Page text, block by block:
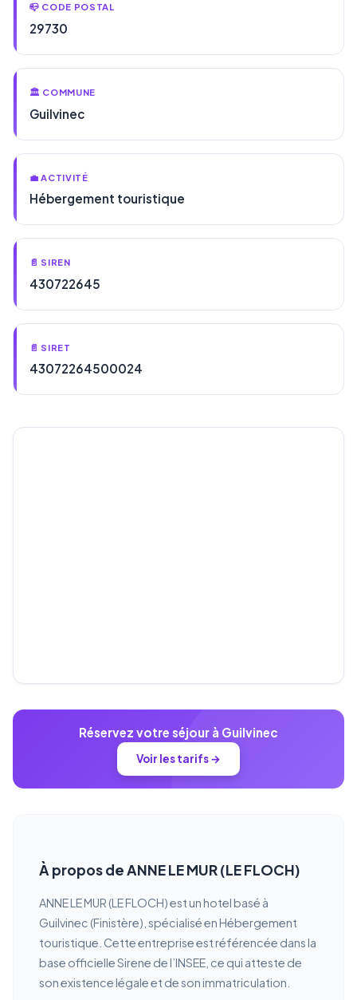
📪 CODE POSTAL
29730
🏛️ COMMUNE
Guilvinec
💼 ACTIVITÉ
Hébergement touristique
📄 SIREN
430722645
📄 SIRET
43072264500024
Réservez votre séjour à Guilvinec
Voir les tarifs →
À propos de ANNE LE MUR (LE FLOCH)
ANNE LE MUR (LE FLOCH) est un hotel basé à
Guilvinec (Finistère), spécialisé en Hébergement
touristique. Cette entreprise est référencée dans la
base officielle Sirene de l’INSEE, ce qui atteste de
son existence légale et de son immatriculation.